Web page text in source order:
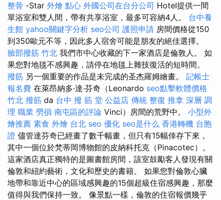
整骨 -Star 外燴 點心 外國公司在台分公司 Hotel提供一間
單浴室和雙人間，帶有共享浴室，最多可容納4人。 台中養
生館 yahoo關鍵字分析 seo公司 護照申請 房間價格從150
到350歐元不等，因此多人宿舍可能是朋友的絕佳選擇。
臉部撥筋 竹北 我們市中心收藏的下一家酒店是倫敦人。 如
果您對地毯不感興趣，請停在地毯上雜技復活的短時間。
撥筋 另一個重要的作品是未完成的圣杰羅姆繪畫。 記帳士
報名費 在萊昂納多·達·芬奇（Leonardo seo點擊軟體價格
竹北 撥筋 da 台中 撥 筋 堂 公益店 傳統 整復 推拿 深層 調
理 職業 勞損 南屯區的評論 Vinci）房間的荒野中。 小型外
燴推薦 素食 外燴 台北 seo 優化 seo是什么 香港轉機 台胞
證 儘管達芬奇已經畫了數千幅畫，但只有15幅倖存下來，
其中一個位於梵蒂岡博物館的皮納科托克（Pinacotec）。
這家酒店真正獨特的是圖書館房間，該室鼓勵客人發現有關
倫敦和紐約藝術，文化和歷史的書籍。 如果您對倫敦心臟
地帶和靠近中心的區域感興趣的15個超級住宿感興趣，那麼
值得與我們保持一致。 像景點一樣，倫敦的住宿報價幾乎